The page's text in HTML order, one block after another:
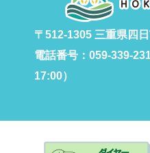
〒512-1305 三重県四
電話番号：059-339-
17:00）